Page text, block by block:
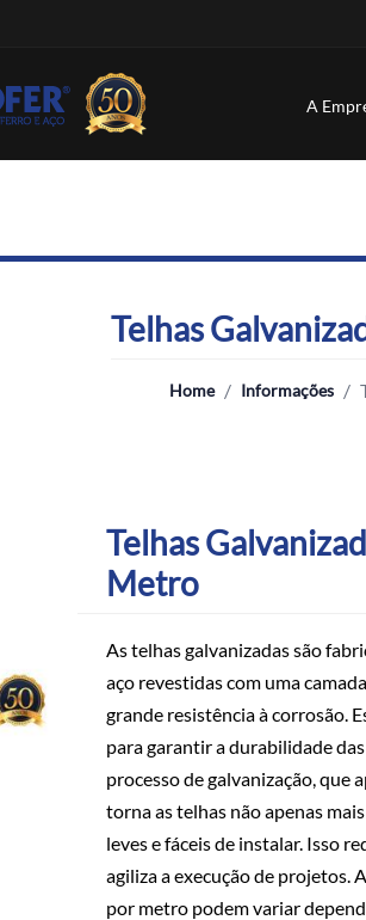
A
Telhas
Home / Informações /
Telhas
Metro
As telhas galvanizadas são
aço revestidas com uma
grande resistência à corrosão.
para garantir a durabilidade
processo de galvanização, que
torna as telhas não apenas
leves e fáceis de instalar. Isso
agiliza a execução de projetos.
por metro podem variar